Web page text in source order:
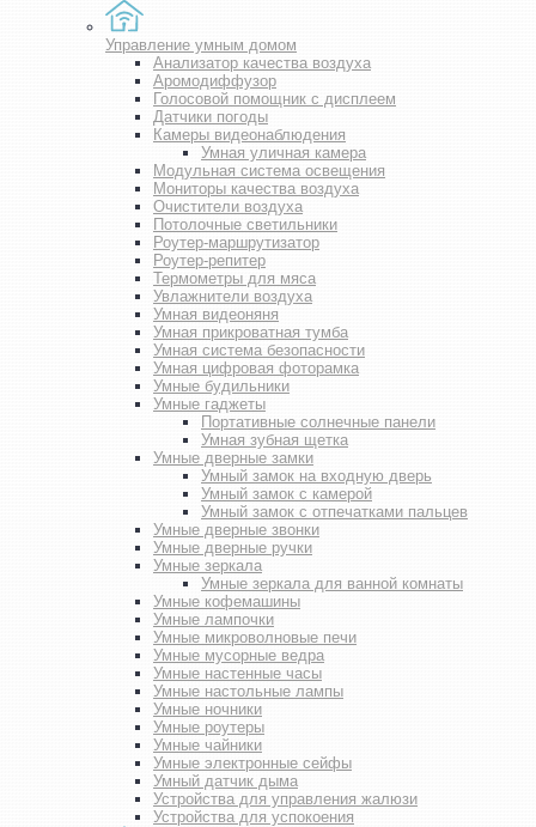
Управление умным домом
Анализатор качества воздуха
Аромодиффузор
Голосовой помощник с дисплеем
Датчики погоды
Камеры видеонаблюдения
Умная уличная камера
Модульная система освещения
Мониторы качества воздуха
Очистители воздуха
Потолочные светильники
Роутер-маршрутизатор
Роутер-репитер
Термометры для мяса
Увлажнители воздуха
Умная видеоняня
Умная прикроватная тумба
Умная система безопасности
Умная цифровая фоторамка
Умные будильники
Умные гаджеты
Портативные солнечные панели
Умная зубная щетка
Умные дверные замки
Умный замок на входную дверь
Умный замок с камерой
Умный замок с отпечатками пальцев
Умные дверные звонки
Умные дверные ручки
Умные зеркала
Умные зеркала для ванной комнаты
Умные кофемашины
Умные лампочки
Умные микроволновые печи
Умные мусорные ведра
Умные настенные часы
Умные настольные лампы
Умные ночники
Умные роутеры
Умные чайники
Умные электронные сейфы
Умный датчик дыма
Устройства для управления жалюзи
Устройства для успокоения